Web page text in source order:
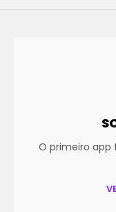
O primeiro app